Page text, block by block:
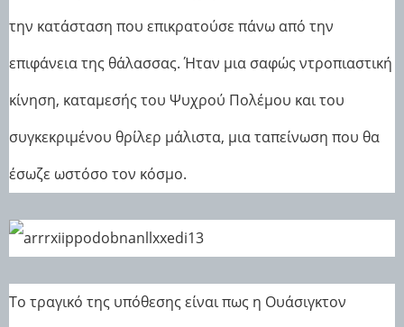
την κατάσταση που επικρατούσε πάνω από την
επιφάνεια της θάλασσας. Ήταν μια σαφώς ντροπιαστική
κίνηση, καταμεσής του Ψυχρού Πολέμου και του
συγκεκριμένου θρίλερ μάλιστα, μια ταπείνωση που θα
έσωζε ωστόσο τον κόσμο.
Το τραγικό της υπόθεσης είναι πως η Ουάσιγκτον